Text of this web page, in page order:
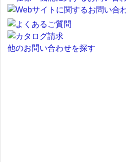
他のお問い合わせを探す